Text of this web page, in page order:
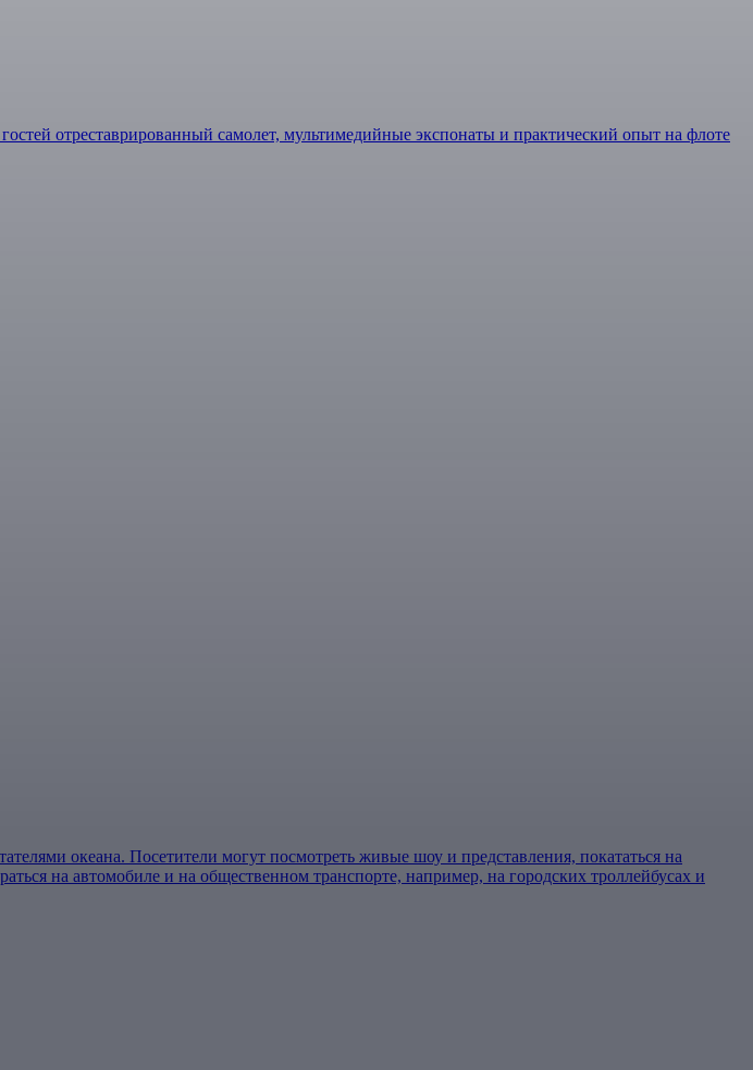
отреставрированный самолет, мультимедийные экспонаты и практический опыт на флоте
океана. Посетители могут посмотреть живые шоу и представления, покататься на
на автомобиле и на общественном транспорте, например, на городских троллейбусах и